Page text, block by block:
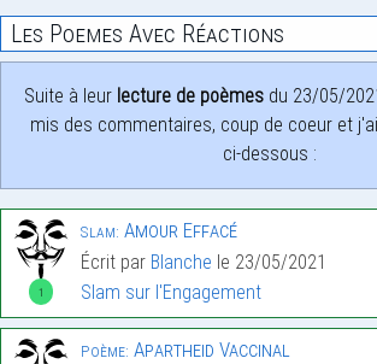
Les Poemes Avec Réactions
Suite à leur lecture de poèmesdu 23/05/
mis des commentaires, coup de coeur et
ci-dessous :
1
Slam: Amour Effacé
Écrit par Blanche le 23/05/2021
Slam sur l'Engagement
Poème: Apartheid Vaccinal